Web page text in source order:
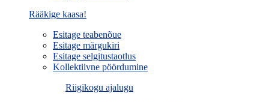
Rääkige kaasa!
Esitage teabenõue
Esitage märgukiri
Esitage selgitustaotlus
Kollektiivne pöördumine
Riigikogu ajalugu